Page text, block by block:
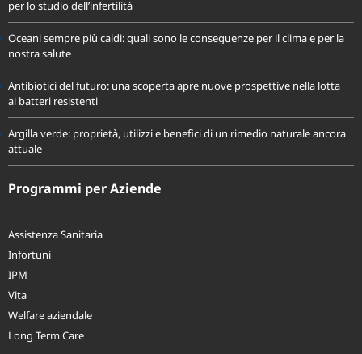
per lo studio dell’infertilità
Oceani sempre più caldi: quali sono le conseguenze per il clima e per la
nostra salute
Antibiotici del futuro: una scoperta apre nuove prospettive nella lotta
ai batteri resistenti
Argilla verde: proprietà, utilizzi e benefici di un rimedio naturale ancora
attuale
Programmi per Aziende
Assistenza Sanitaria
Infortuni
IPM
Vita
Welfare aziendale
Long Term Care